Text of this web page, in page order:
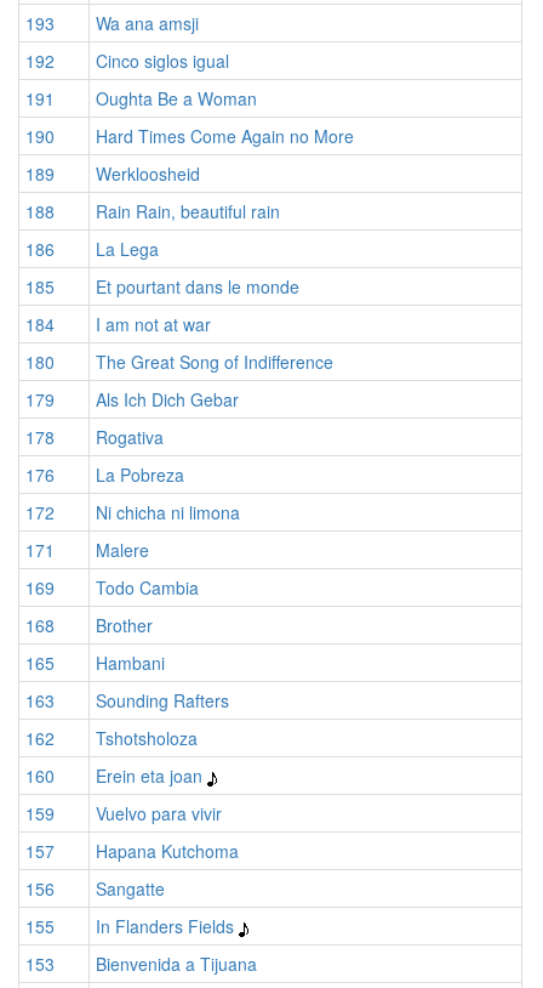
193
Wa ana amsji
192
Cinco siglos igual
191
Oughta Be a Woman
190
Hard Times Come Again no More
189
Werkloosheid
188
Rain Rain, beautiful rain
186
La Lega
185
Et pourtant dans le monde
184
I am not at war
180
The Great Song of Indifference
179
Als Ich Dich Gebar
178
Rogativa
176
La Pobreza
172
Ni chicha ni limona
171
Malere
169
Todo Cambia
168
Brother
165
Hambani
163
Sounding Rafters
162
Tshotsholoza
160
Erein eta joan
159
Vuelvo para vivir
157
Hapana Kutchoma
156
Sangatte
155
In Flanders Fields
153
Bienvenida a Tijuana